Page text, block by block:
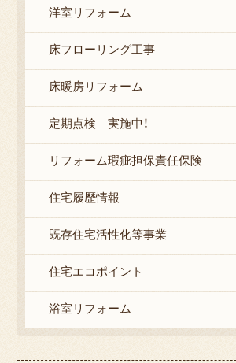
洋室リフォーム
床フローリング工事
床暖房リフォーム
定期点検 実施中！
リフォーム瑕疵担保責任保険
住宅履歴情報
既存住宅活性化等事業
住宅エコポイント
浴室リフォーム